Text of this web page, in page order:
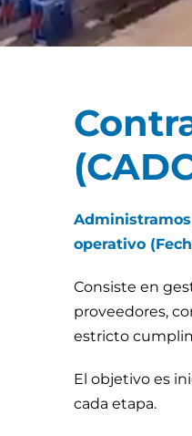
operativo
Consiste en
proveedores,
estricto
El objetivo es
cada etapa.